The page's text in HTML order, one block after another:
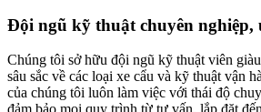
Đội ngũ kỹ thuật chuyên nghiệp,
Chúng tôi sở hữu đội ngũ kỹ thuật viên
sâu sắc về các loại xe cẩu và kỹ thuật vận
của chúng tôi luôn làm việc với thái độ